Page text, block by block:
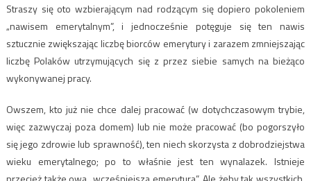
Straszy się oto wzbierającym nad rodzącym się dopiero pokoleniem
„nawisem emerytalnym”, i jednocześnie potęguje się ten nawis
sztucznie zwiększając liczbę biorców emerytury i zarazem zmniejszając
liczbę Polaków utrzymujących się z przez siebie samych na bieżąco
wykonywanej pracy.
Owszem, kto już nie chce dalej pracować (w dotychczasowym trybie,
więc zazwyczaj poza domem) lub nie może pracować (bo pogorszyło
się jego zdrowie lub sprawność), ten niech skorzysta z dobrodziejstwa
wieku emerytalnego; po to właśnie jest ten wynalazek. Istnieje